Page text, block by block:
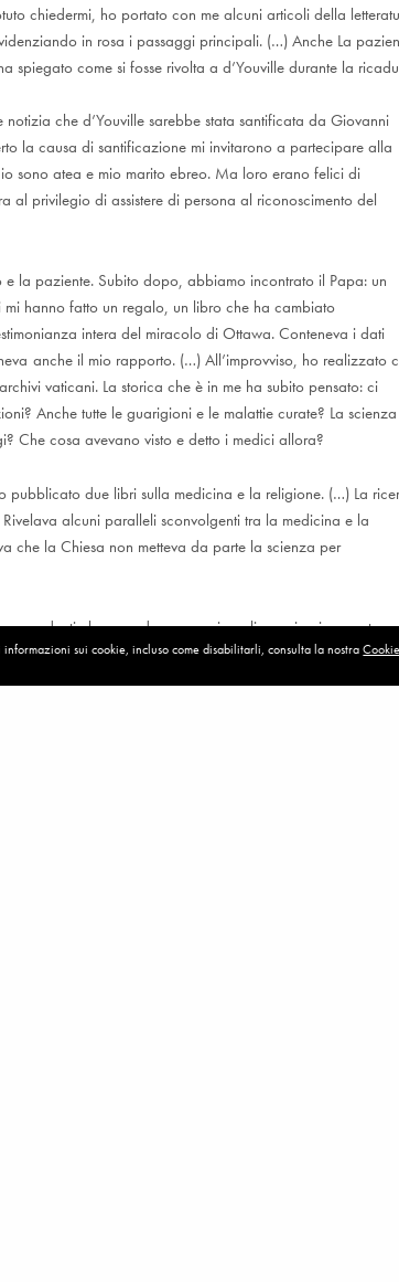
chiedermi, ho portato con me alcuni articoli della
in rosa i passaggi principali. (…) Anche La
spiegato come si fosse rivolta a d’Youville durante la
che d’Youville sarebbe stata santificata da Giovanni
la causa di santificazione mi invitarono a partecipare alla
sono atea e mio marito ebreo. Ma loro erano felici di
al privilegio di assistere di persona al riconoscimento del
e la paziente. Subito dopo, abbiamo incontrato il Papa: un
hanno fatto un regalo, un libro che ha cambiato
intera del miracolo di Ottawa. Conteneva i dati
anche il mio rapporto. (…) All’improvviso, ho realizzato
vaticani. La storica che è in me ha subito pensato: ci
Anche tutte le guarigioni e le malattie curate? La scienza
Che cosa avevano visto e detto i medici allora?
pubblicato due libri sulla medicina e la religione. (…) La
alcuni paralleli sconvolgenti tra la medicina e la
che la Chiesa non metteva da parte la scienza per
che accadono e per i quali non riusciamo a
viva 30 anni dopo essere stata toccata dalla
sui cookie, incluso come disabilitarli, consulta la nostra